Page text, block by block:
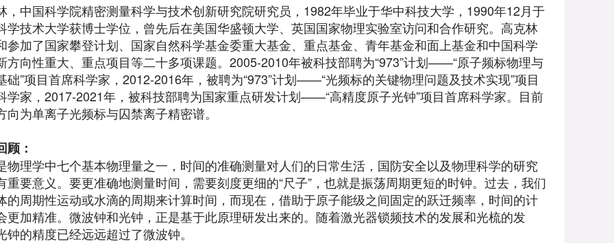
，中国科学院精密测量科学与技术创新研究院研究员，1982年毕业于华中科技大学，1990年12月于
学技术大学获博士学位，曾先后在美国华盛顿大学、英国国家物理实验室访问和合作研究。高克林
参加了国家攀登计划、国家自然科学基金委重大基金、重点基金、青年基金和面上基金和中国科学
方向性重大、重点项目等二十多项课题。2005-2010年被科技部聘为“973”计划——“原子频标物理与
础”项目首席科学家，2012-2016年，被聘为“973”计划——“光频标的关键物理问题及技术实现”项目
学家，2017-2021年，被科技部聘为国家重点研发计划——“高精度原子光钟”项目首席科学家。目前
向为单离子光频标与囚禁离子精密谱。
顾：
物理学中七个基本物理量之一，时间的准确测量对人们的日常生活，国防安全以及物理科学的研究
重要意义。要更准确地测量时间，需要刻度更细的“尺子”，也就是振荡周期更短的时钟。过去，我们
的周期性运动或水滴的周期来计算时间，而现在，借助于原子能级之间固定的跃迁频率，时间的计
更加精准。微波钟和光钟，正是基于此原理研发出来的。随着激光器锁频技术的发展和光梳的发
钟的精度已经远远超过了微波钟。